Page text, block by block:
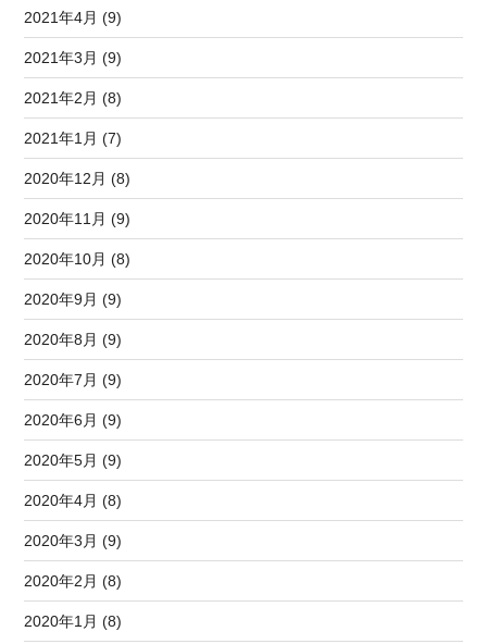
2021年4月 (9)
2021年3月 (9)
2021年2月 (8)
2021年1月 (7)
2020年12月 (8)
2020年11月 (9)
2020年10月 (8)
2020年9月 (9)
2020年8月 (9)
2020年7月 (9)
2020年6月 (9)
2020年5月 (9)
2020年4月 (8)
2020年3月 (9)
2020年2月 (8)
2020年1月 (8)